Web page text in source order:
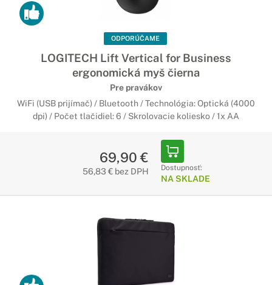
ODPORÚČAME
LOGITECH Lift Vertical for Business
ergonomická myš čierna
Pre pravákov
WiFi (USB prijímač) / Bluetooth / Technológia: Optická (4000
dpi) / Počet tlačidiel: 6 / Skrolovacie koliesko / 1x AA
69,90 €
56,83 € bez DPH Dostupnosť:
NA SKLADE